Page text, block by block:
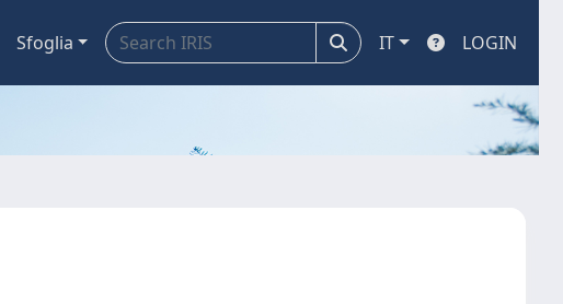
Sfoglia IT LOGIN